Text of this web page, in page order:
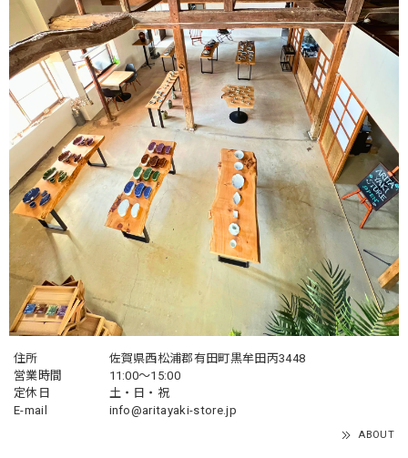
住所
佐賀県西松浦郡有田町黒牟田丙3448
営業時間
11:00～15:00
定休日
土・日・祝
E-mail
info@aritayaki-store.jp
ABOUT